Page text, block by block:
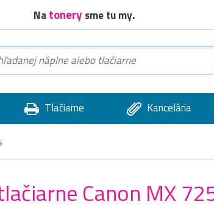
Natonery sme tu my.
Tlačiarne Kancelária
Canon MX